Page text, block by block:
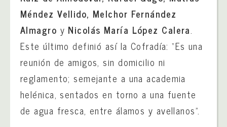
Méndez Vellido, Melchor Fernández
Almagro y Nicolás María López Calera.
Este último definió así la Cofradía: “Es una
reunión de amigos, sin domicilio ni
reglamento; semejante a una academia
helénica, sentados en torno a una fuente
de agua fresca, entre álamos y avellanos”.